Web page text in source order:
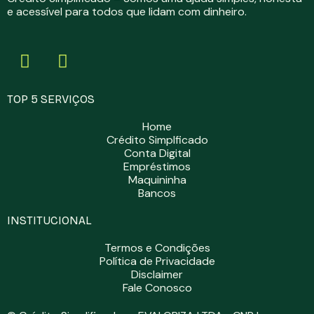
e acessível para todos que lidam com dinheiro.
TOP 5 SERVIÇOS
Home
Crédito Simplficado
Conta Digital
Empréstimos
Maquininha
Bancos
INSTITUCIONAL
Termos e Condições
Política de Privacidade
Disclaimer
Fale Conosco